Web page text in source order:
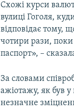
Схожі курси
вулиці Гоголя,
відповідає тому,
чотири рази,
паспорт», –
За словами
ажіотажу, як був у
незначне